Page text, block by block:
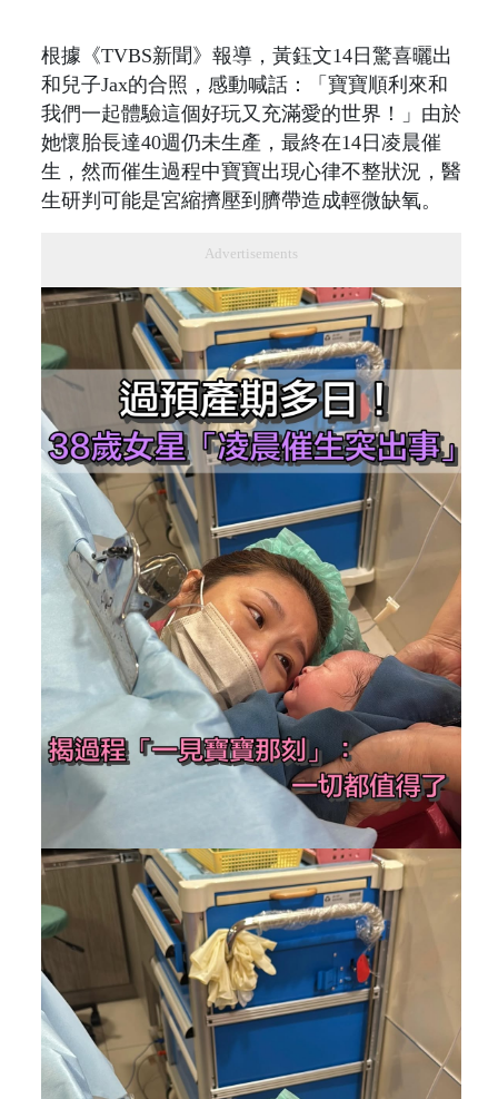
根據《TVBS新聞》報導，黃鈺文14日驚喜曬出
和兒子Jax的合照，感動喊話：「寶寶順利來和
我們一起體驗這個好玩又充滿愛的世界！」由於
她懷胎長達40週仍未生產，最終在14日凌晨催
生，然而催生過程中寶寶出現心律不整狀況，醫
生研判可能是宮縮擠壓到臍帶造成輕微缺氧。
Advertisements